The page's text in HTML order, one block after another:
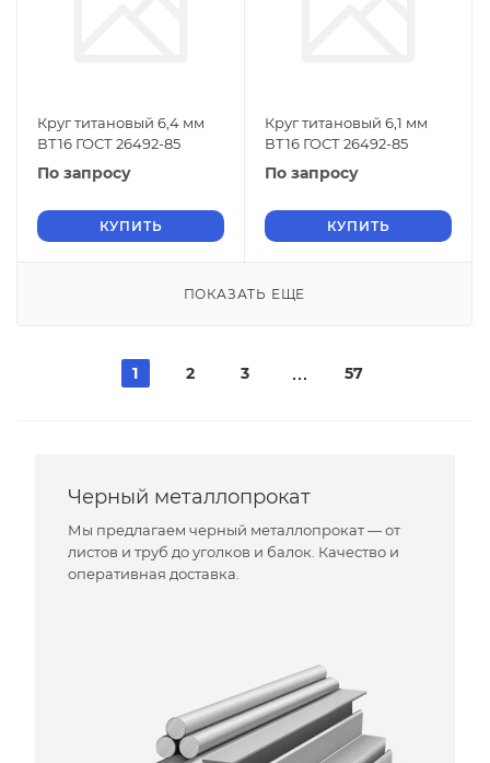
Круг титановый 6,4 мм
ВТ16 ГОСТ 26492-85
По запросу
КУПИТЬ
Круг титановый 6,1 мм
ВТ16 ГОСТ 26492-85
По запросу
КУПИТЬ
ПОКАЗАТЬ ЕЩЕ
1 2 3 57
Черный металлопрокат
Мы предлагаем черный металлопрокат — от
листов и труб до уголков и балок. Качество и
оперативная доставка.